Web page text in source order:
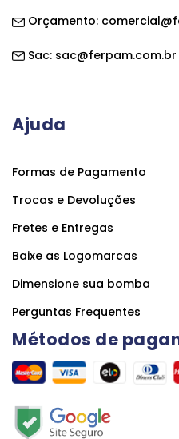
Orçamento:
Sac: sac@ferpam.com.br
Ajuda
Formas de Pagamento
Trocas e Devoluções
Fretes e Entregas
Baixe as Logomarcas
Dimensione sua bomba
Perguntas Frequentes
Métodos de